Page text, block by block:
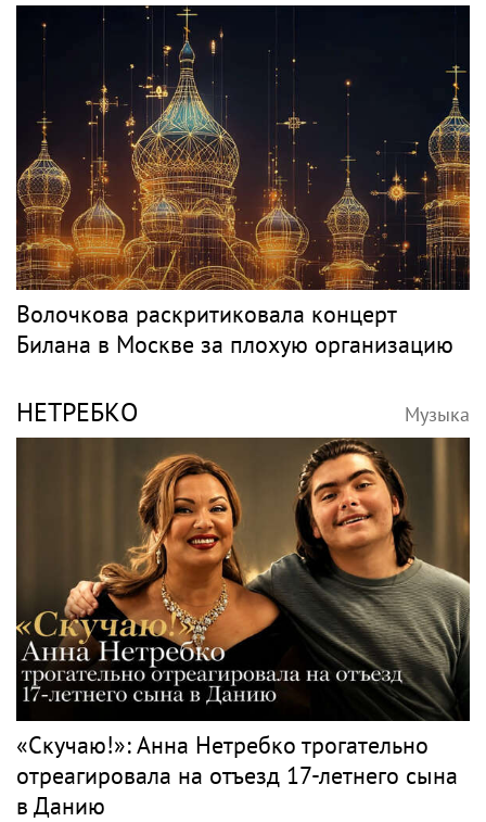
Волочкова раскритиковала концерт
Билана в Москве за плохую организацию
НЕТРЕБКО Музыка
«Скучаю!»: Анна Нетребко трогательно
отреагировала на отъезд 17-летнего сына
в Данию